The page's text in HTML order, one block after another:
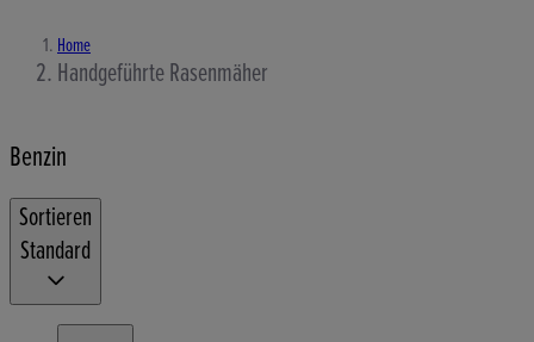
Home
Handgeführte Rasenmäher
Benzin
Sortieren
Standard